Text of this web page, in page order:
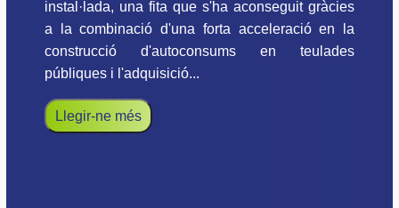
instal·lada, una fita que s'ha aconseguit gràcies
a la combinació d'una forta acceleració en la
construcció d'autoconsums en teulades
públiques i l'adquisició...
Llegir-ne més